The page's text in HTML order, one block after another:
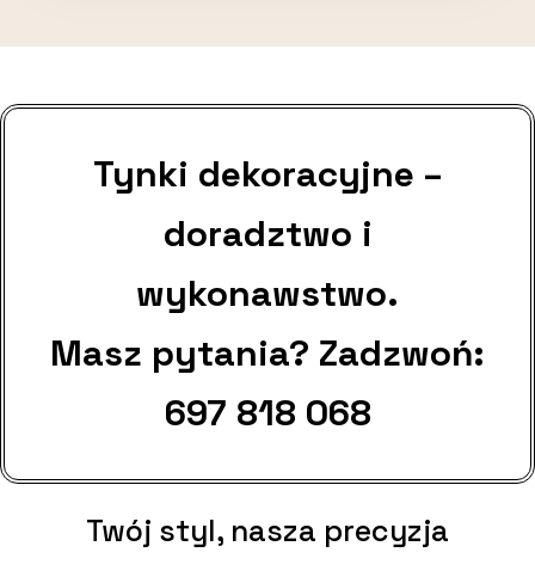
Tynki dekoracyjne –
doradztwo i
wykonawstwo.
Masz pytania? Zadzwoń:
697 818 068
Twój styl, nasza precyzja